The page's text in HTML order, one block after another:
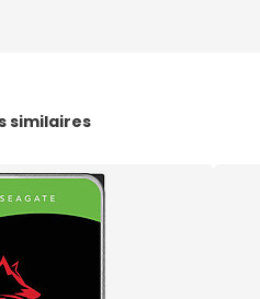
similaires